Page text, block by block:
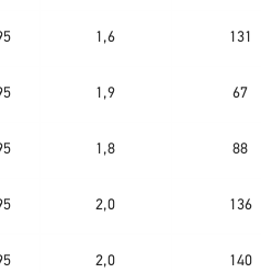
1,6 131
1,9 67
1,8 88
2,0 136
2,0 140